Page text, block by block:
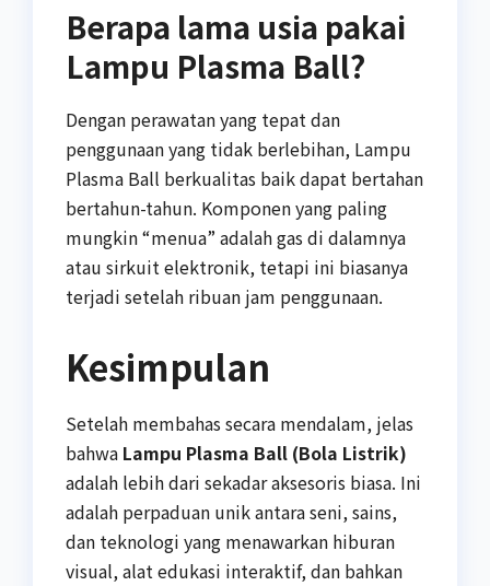
Berapa lama usia pakai
Lampu Plasma Ball?
Dengan perawatan yang tepat dan
penggunaan yang tidak berlebihan, Lampu
Plasma Ball berkualitas baik dapat bertahan
bertahun-tahun. Komponen yang paling
mungkin “menua” adalah gas di dalamnya
atau sirkuit elektronik, tetapi ini biasanya
terjadi setelah ribuan jam penggunaan.
Kesimpulan
Setelah membahas secara mendalam, jelas
bahwa Lampu Plasma Ball (Bola Listrik)
adalah lebih dari sekadar aksesoris biasa. Ini
adalah perpaduan unik antara seni, sains,
dan teknologi yang menawarkan hiburan
visual, alat edukasi interaktif, dan bahkan